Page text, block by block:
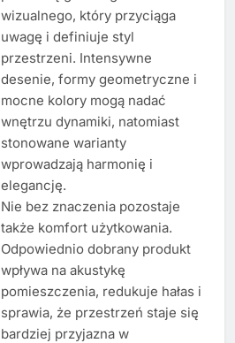
wizualnego, który przyciąga
uwagę i definiuje styl
przestrzeni. Intensywne
desenie, formy geometryczne i
mocne kolory mogą nadać
wnętrzu dynamiki, natomiast
stonowane warianty
wprowadzają harmonię i
elegancję.
Nie bez znaczenia pozostaje
także komfort użytkowania.
Odpowiednio dobrany produkt
wpływa na akustykę
pomieszczenia, redukuje hałas i
sprawia, że przestrzeń staje się
bardziej przyjazna w